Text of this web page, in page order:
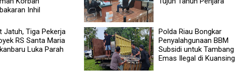
Inhil
Jatuh, Tiga Pekerja
RS Santa Maria
Luka Parah
Polda Riau Bongkar
Penyalahgunaan BBM
Subsidi untuk Tambang
Emas Ilegal di Kuansing